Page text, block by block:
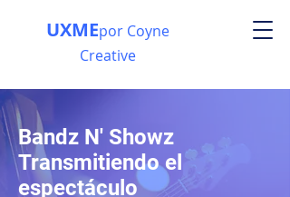
UXMEpor Coyne
Creative
Bandz N' Showz
Transmitiendo el
espectáculo